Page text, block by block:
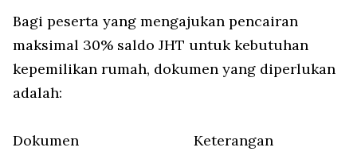
Bagi peserta yang mengajukan pencairan
maksimal 30% saldo JHT untuk kebutuhan
kepemilikan rumah, dokumen yang diperlukan
adalah:
Dokumen Keterangan